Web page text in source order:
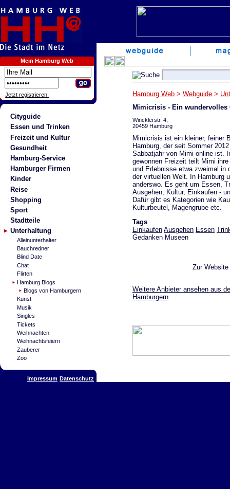
Mein Hamburg Web
Jetzt registrieren!
Cityguide
Essen und Trinken
Freizeit und Kultur
Gesundheit
Hamburg-Service
Hamburger Firmen
Kinder
Reise
Shopping
Sport
Stadtteile
Unterhaltung
Alleinunterhalter
Bauchredner
Blind Date
Chat
Flirten
Hamburg Blogs
Blogs von Hamburgern
Kunst
Musik
Singles
Tickets
Weihnachten
Weihnachtsfeiern
Zauberer
Zoo
Impressum Datenschutz
Hamburg Web > Webguide >
Mimicrisis - Ein wundervolles
Wincklerstr. 4,
20459 Hamburg
Mimicrisis ist ein kleiner, feiner
Hamburg, der seit Sommer
Sabbatjahr von Mimi online ist.
gewonnen Freizeit teilt Mimi
und Erlebnisse etwa zweimal in
der virtuellen Welt. In Hamburg
anderswo. Es geht um Essen,
Ausgehen, Kultur, Einkaufen -
Dafür gibt es Kategorien wie
Kulturbeutel, Magengrube etc.
Tags
Einkaufen Ausgehen Essen
Gedanken Museen
Zur
Weitere Anbieter ansehen aus
Hamburgern